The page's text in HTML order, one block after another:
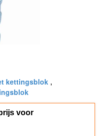
kettingsblok ,
voor